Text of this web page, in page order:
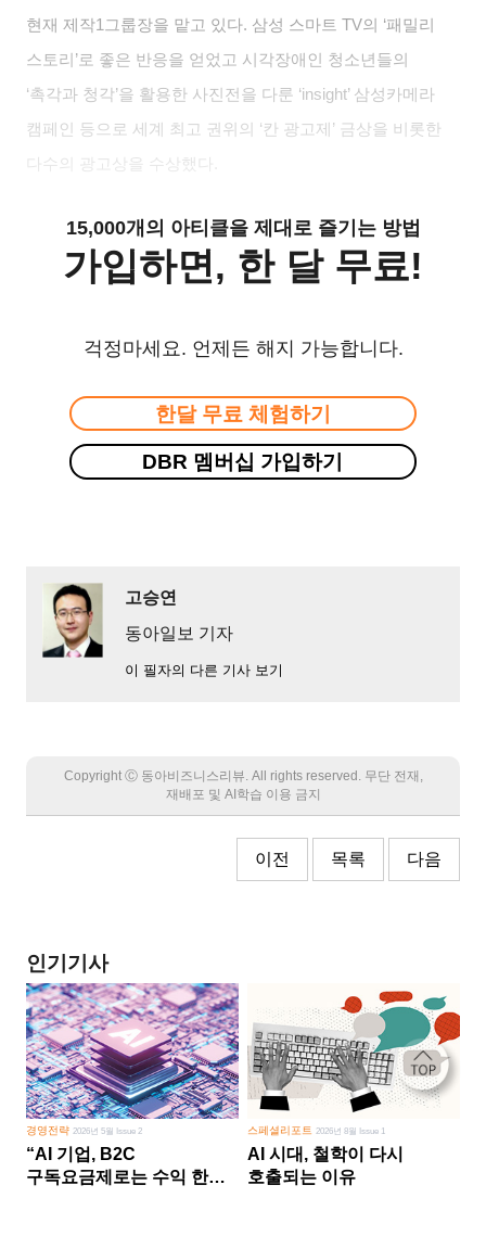
현재 제작1 그룹장을 맡고 있다. 삼성 스마트 TV의 ‘패밀리
스토리 ’로 좋은 반응을 얻었고 시각장애인 청소년들의
‘촉각과 청각’을 활용한 사진전을 다룬 ‘insight’ 삼성카메라
캠페인 등으로 세계 최고 권위의
‘칸 광고제 ’ 금상을 비롯한
다수의 광고상을 수상했다
15,000개의 아티클을 제대로 즐기는 방법
가입하면, 한 달 무료!
걱정마세요. 언제든 해지 가능합니다.
한달 무료 체험하기
DBR 멤버십 가입하기
고승연
동아일보 기자
이 필자의 다른 기사 보기
Copyright Ⓒ 동아비즈니스리뷰. All rights reserved. 무단 전재,
재배포 및 AI학습 이용 금지
이전 목록 다음
인기기사
경영전략 2026년 5월 Issue 2
“AI 기업, B2C
구독요금제로는 수익 한계
스페셜리포트 2026년 8월 Issue 1
AI 시대, 철학이 다시
호출되는 이유